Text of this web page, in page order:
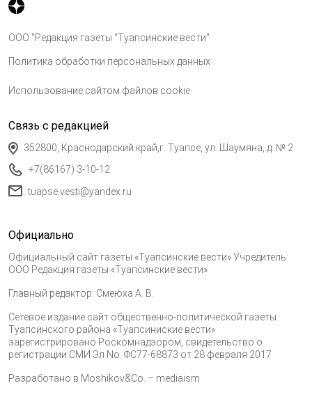
ООО "Редакция газеты "Туапсинские вести"
Политика обработки персональных данных
Использование сайтом файлов cookie
Связь с редакцией
352800, Краснодарский край,г. Туапсе, ул. Шаумяна, д. № 2
+7(86167) 3-10-12
tuapse.vesti@yandex.ru
Официально
Официальный сайт газеты «Туапсинские вести» Учредитель:
ООО Редакция газеты «Туапсинские вести»
Главный редактор: Смеюха А. В.
Сетевое издание сайт общественно-политической газеты
Туапсинского района «Туапсиниские вести»
зарегистрировано Роскомнадзором, свидетельство о
регистрации СМИ Эл No. ФС77-68873 от 28 февраля 2017
Разработано в Moshikov&Co. – mediaism